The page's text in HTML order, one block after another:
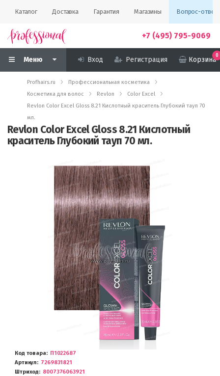
Каталог Доставка Гарантия Магазины Вопрос-ответ
+7 (495) 795-9069
Меню Вход Регистрация Корзина
0
Profhairs.ru
Профессиональная косметика
Косметика для волос
Revlon
Color Excel
Revlon Color Excel Gloss 8.21 Кислотный краситель Глубокий тауп 70
мл.
Revlon Color Excel Gloss 8.21 Кислотный
краситель Глубокий тауп 70 мл.
Код товара
П1022687
Артикул
7269831821
Штриход
8007376063921